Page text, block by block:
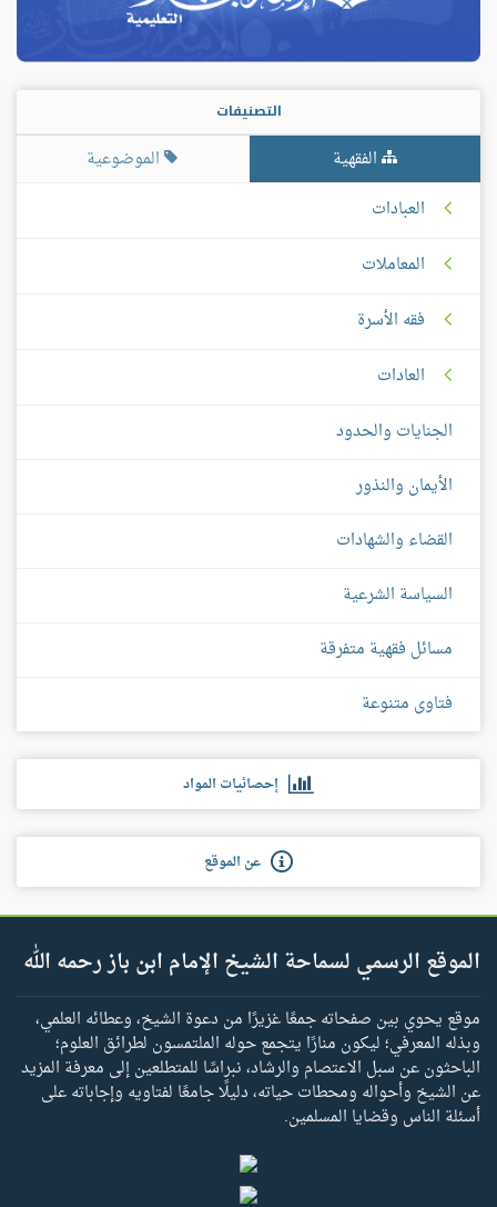
التصنيفات
الفقهية
الموضوعية
العبادات
المعاملات
فقه الأسرة
العادات
الجنايات والحدود
الأيمان والنذور
القضاء والشهادات
السياسة الشرعية
مسائل فقهية متفرقة
فتاوى متنوعة
إحصائيات المواد
عن الموقع
الموقع الرسمي لسماحة الشيخ الإمام ابن باز رحمه الله
موقع يحوي بين صفحاته جمعًا غزيرًا من دعوة الشيخ، وعطائه العلمي،
وبذله المعرفي؛ ليكون منارًا يتجمع حوله الملتمسون لطرائق العلوم؛
الباحثون عن سبل الاعتصام والرشاد، نبراسًا للمتطلعين إلى معرفة المزيد
عن الشيخ وأحواله ومحطات حياته، دليلًا جامعًا لفتاويه وإجاباته على
أسئلة الناس وقضايا المسلمين.